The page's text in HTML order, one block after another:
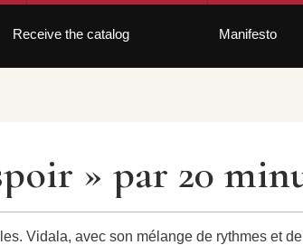
Receive the catalog Manifesto
» par 20
Vidala, avec son mélange de rythmes et